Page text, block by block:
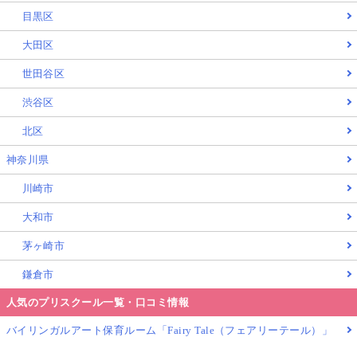
目黒区
大田区
世田谷区
渋谷区
北区
神奈川県
川崎市
大和市
茅ヶ崎市
鎌倉市
人気のプリスクール一覧・口コミ情報
バイリンガルアート保育ルーム「Fairy Tale（フェアリーテール）」